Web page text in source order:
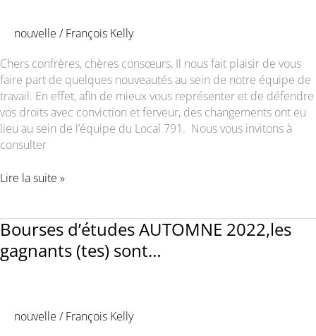
nouvelle /François Kelly
Chers confrères, chères consœurs, Il nous fait plaisir de vous
faire part de quelques nouveautés au sein de notre équipe de
travail. En effet, afin de mieux vous représenter et de défendre
vos droits avec conviction et ferveur, des changements ont eu
lieu au sein de l’équipe du Local 791. Nous vous invitons à
consulter
Changement
direction
Local
Lire la suite »
Bourses d’études AUTOMNE 2022,les
gagnants (tes) sont…
nouvelle /François Kelly